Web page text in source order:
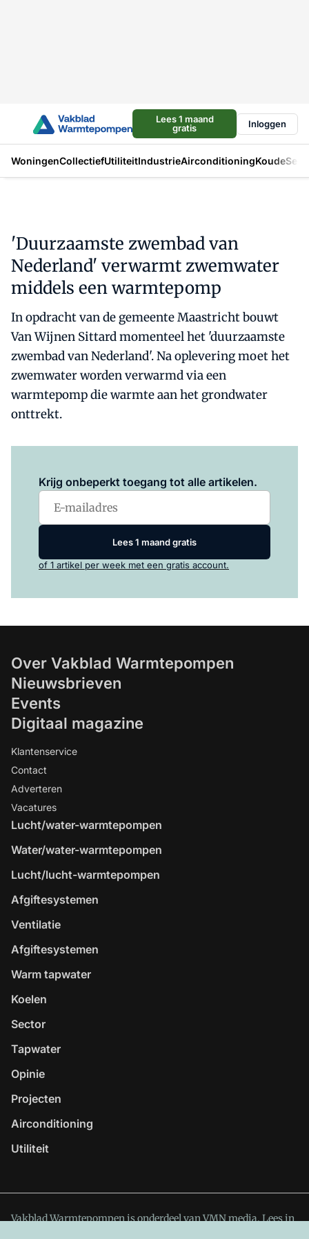
Lees 1 maand
gratis
Inloggen
WoningenCollectiefUtiliteitIndustrieAirconditioningKoude
'Duurzaamste zwembad van
Nederland' verwarmt zwemwater
middels een warmtepomp
In opdracht van de gemeente Maastricht bouwt
Van Wijnen Sittard momenteel het 'duurzaamste
zwembad van Nederland'. Na oplevering moet het
zwemwater worden verwarmd via een
warmtepomp die warmte aan het grondwater
onttrekt.
Krijg onbeperkt toegang tot alle artikelen.
Lees 1 maand gratis
of 1 artikel per week met een gratis account.
Over Vakblad Warmtepompen
Nieuwsbrieven
Events
Digitaal magazine
Klantenservice
Contact
Adverteren
Vacatures
Lucht/water-warmtepompen
Water/water-warmtepompen
Lucht/lucht-warmtepompen
Afgiftesystemen
Ventilatie
Afgiftesystemen
Warm tapwater
Koelen
Sector
Tapwater
Opinie
Projecten
Airconditioning
Utiliteit
Vakblad Warmtepompen is onderdeel van VMN media. Lees in